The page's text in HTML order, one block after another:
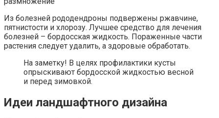
Из болезней рододендроны подвержены ржавчине,
пятнистости и хлорозу. Лучшее средство для лечения
болезней – бордосская жидкость. Пораженные части
растения следует удалить, а здоровые обработать.
На заметку! В целях профилактики кусты
опрыскивают бордосской жидкостью весной
и перед зимовкой.
Идеи ландшафтного дизайна